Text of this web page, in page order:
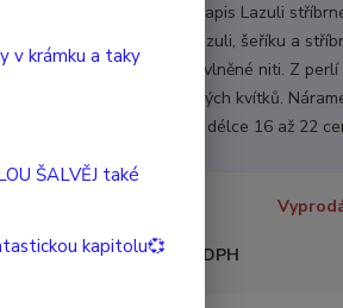
Náramek Botanic Lapis Lazuli
drahokamů lapis lazuli, šeříku a
navlečených na bavlněné niti. Z
Lazuli vzniká 5 malých kvítků.
posuvným uzlem o délce 16 až 22
Nejsme plátci DPH
v krámku a taky
ŠALVĚJ také
kapitolu💞